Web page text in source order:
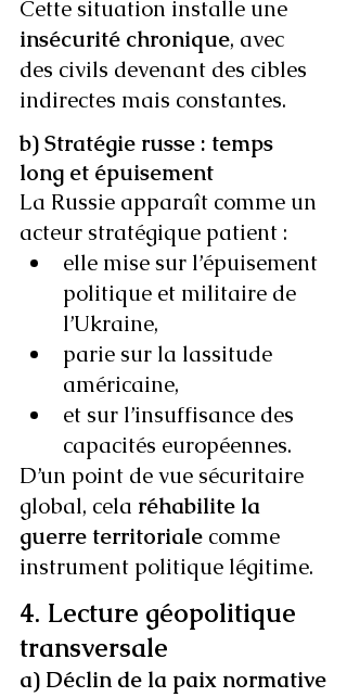
Cette situation installe une
insécurité chronique, avec
des civils devenant des cibles
indirectes mais constantes.
b) Stratégie russe : temps
long et épuisement
La Russie apparaît comme un
acteur stratégique patient :
elle mise sur l’épuisement
politique et militaire de
l’Ukraine,
parie sur la lassitude
américaine,
et sur l’insuffisance des
capacités européennes.
D’un point de vue sécuritaire
global, cela réhabilite la
guerre territoriale comme
instrument politique légitime.
4. Lecture géopolitique
transversale
a) Déclin de la paix normative